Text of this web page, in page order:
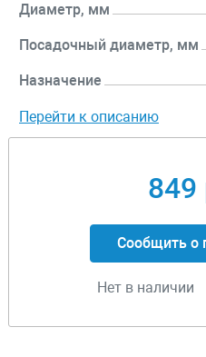
Диаметр, мм
Посадочный диаметр, мм
Назначение
Перейти к описанию
849
Сообщить о
Нет в наличии